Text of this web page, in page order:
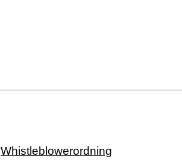
Whistleblowerordning